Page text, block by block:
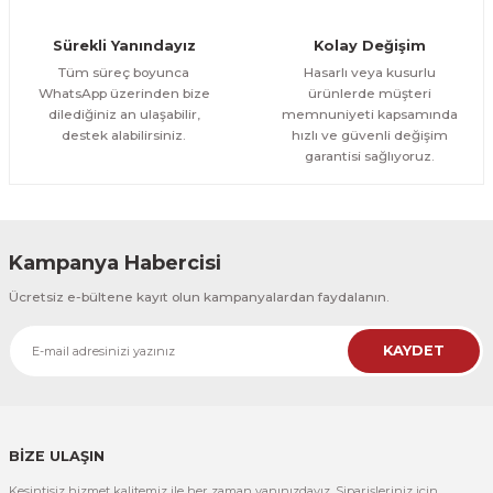
300,00 TL %25
CeSht
CeSht
Pembe Fonlu Good Things Are Coming Yazılı Tek Parça Ahşap Çerçeveli
500,00 TL
Sürekli Yanındayız
Tüm süreç boyunca
WhatsApp üzerinden bize
dilediğiniz an ulaşabilir,
destek alabilirsiniz.
Kolay Değişim
Hasarlı veya kusurlu
ürünlerde müşteri
memnuniyeti kapsamında
hızlı ve güvenli değişim
garantisi sağlıyoruz.
Kampanya Habercisi
Ücretsiz e-bültene kayıt olun kampanyalardan faydalanın.
KAYDET
BİZE ULAŞIN